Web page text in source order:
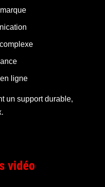
ligne
un support durable,
vidéo